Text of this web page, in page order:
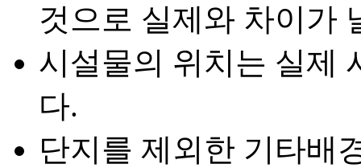
것으로 실제와 차이가
시설물의 위치는 실제
다.
단지를 제외한 기타배